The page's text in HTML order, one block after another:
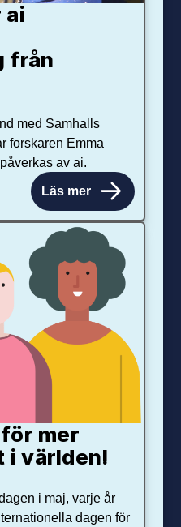
ai
från
med Samhalls
forskaren Emma
av ai.
Läs mer
för mer
i världen!
i maj, varje år
dagen för